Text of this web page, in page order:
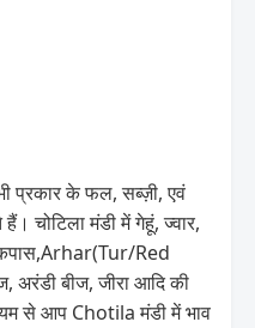
प्रकार के फल, सब्ज़ी, एवं
चोटिला मंडी में गेहूं, ज्वार,
कपास,Arhar(Tur/Red
अरंडी बीज, जीरा आदि की
से आप Chotila मंडी में भाव